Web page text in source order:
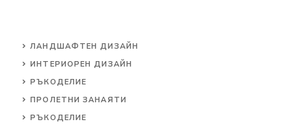
ЛАНДШАФТЕН ДИЗАЙН
ИНТЕРИОРЕН ДИЗАЙН
РЪКОДЕЛИЕ
ПРОЛЕТНИ ЗАНАЯТИ
РЪКОДЕЛИЕ